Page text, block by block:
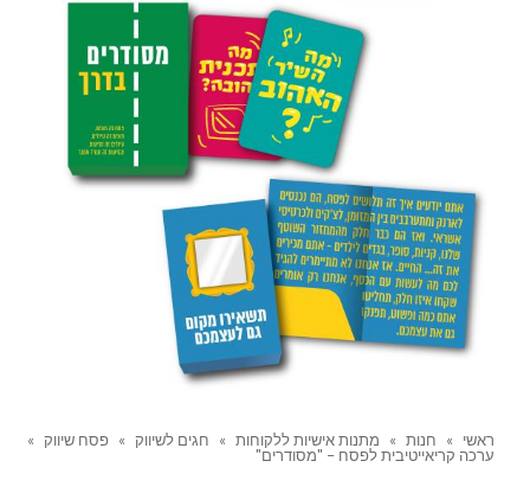
ראשי » חנות » מתנות אישיות ללקוחות » חגים לשיווק » פסח שיווק »
ערכה קריאייטיבית לפסח – "מסודרים"